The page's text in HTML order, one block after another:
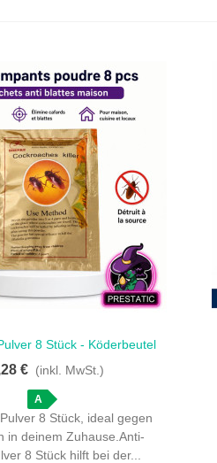
8 Stück - Köderbeutel
Für Zuhause
€ (inkl. MwSt.)
A
8 Stück, ideal gegen
in deinem Zuhause.Anti-
8 Stück hilft bei der...